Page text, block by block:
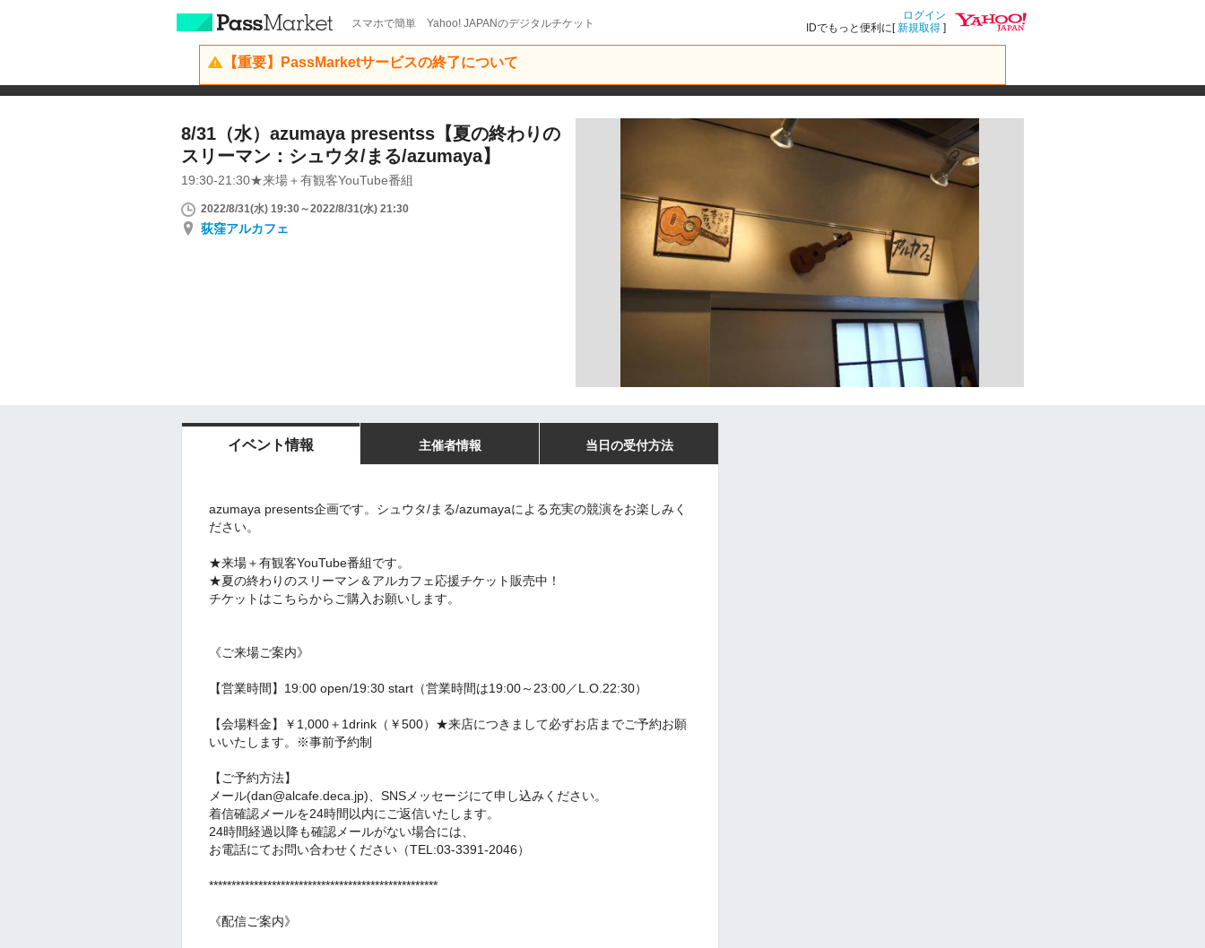
スマホで簡単 Yahoo! JAPANのデジタルチケット
ログイン
IDでもっと便利に[新規取得 ]
【重要】PassMarketサービスの終了について
8/31（水）azumaya presentss【夏の終わりの
スリーマン：シュウタ/まる/azumaya】
19:30-21:30★来場＋有観客YouTube番組
2022/8/31(水) 19:30～2022/8/31(水) 21:30
荻窪アルカフェ
イベント情報 主催者情報 当日の受付方法
azumaya presents企画です。シュウタ/まる/azumayaによる充実の競演をお楽しみく
ださい。
★来場＋有観客YouTube番組です。
★夏の終わりのスリーマン＆アルカフェ応援チケット販売中！
チケットはこちらからご購入お願いします。
《ご来場ご案内》
【営業時間】19:00 open/19:30 start（営業時間は19:00～23:00／L.O.22:30）
【会場料金】￥1,000＋1drink（￥500）★来店につきまして必ずお店までご予約お願
いいたします。※事前予約制
【ご予約方法】
メール(dan@alcafe.deca.jp)、SNSメッセージにて申し込みください。
着信確認メールを24時間以内にご返信いたします。
24時間経過以降も確認メールがない場合には、
お電話にてお問い合わせください（TEL:03-3391-2046）
***************************************************
《配信ご案内》